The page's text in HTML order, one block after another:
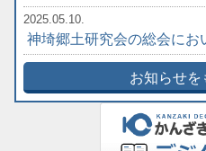
2025.05.10.
神埼郷土研究会の総会にお
お知らせを